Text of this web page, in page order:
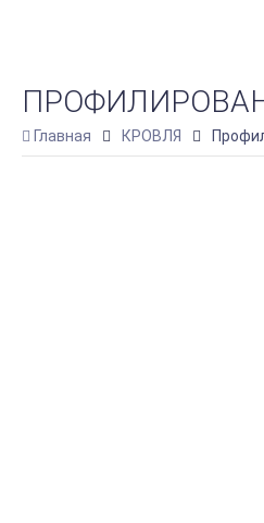
Главная КРОВЛЯ